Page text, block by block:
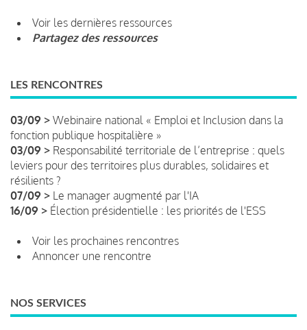
Voir les dernières ressources
Partagez des ressources
LES RENCONTRES
03/09 > Webinaire national « Emploi et Inclusion dans la
fonction publique hospitalière »
03/09 > Responsabilité territoriale de l’entreprise : quels
leviers pour des territoires plus durables, solidaires et
résilients ?
07/09 > Le manager augmenté par l'IA
16/09 > Élection présidentielle : les priorités de l'ESS
Voir les prochaines rencontres
Annoncer une rencontre
NOS SERVICES